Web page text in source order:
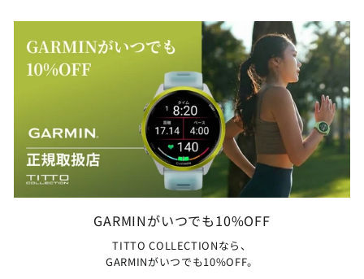
GARMINがいつでも10%OFF
TITTO COLLECTIONなら、
GARMINがいつでも10%OFF。